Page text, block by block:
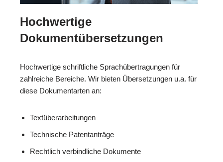
Hochwertige
Dokumentübersetzungen
Hochwertige schriftliche Sprachübertragungen für
zahlreiche Bereiche. Wir bieten Übersetzungen u.a. für
diese Dokumentarten an:
Textüberarbeitungen
Technische Patentanträge
Rechtlich verbindliche Dokumente